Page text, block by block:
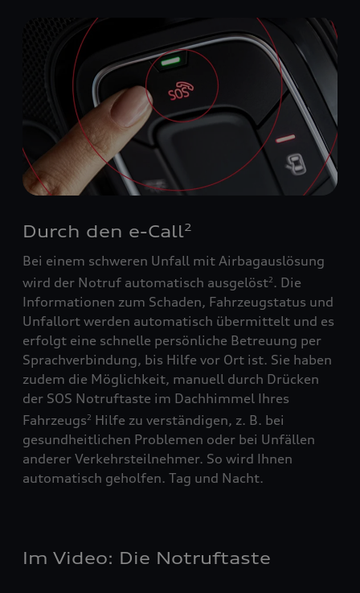
Durch den e-Call2
Bei einem schweren Unfall mit Airbagauslösung
wird der Notruf automatisch ausgelöst2 . Die
Informationen zum Schaden, Fahrzeugstatus und
Unfallort werden automatisch übermittelt und es
erfolgt eine schnelle persönliche Betreuung per
Sprachverbindung, bis Hilfe vor Ort ist. Sie haben
zudem die Möglichkeit, manuell durch Drücken
der SOS Notruftaste im Dachhimmel Ihres
Fahrzeugs2 Hilfe zu verständigen, z. B. bei
gesundheitlichen Problemen oder bei Unfällen
anderer Verkehrsteilnehmer. So wird Ihnen
automatisch geholfen. Tag und Nacht.
Im Video: Die Notruftaste